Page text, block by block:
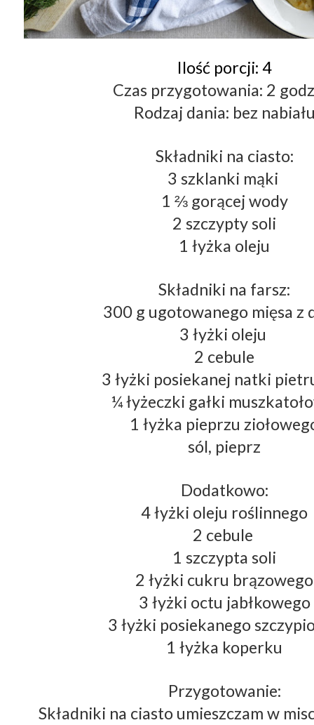
Ilość porcji: 4
Czas przygotowania: 2
Rodzaj dania: bez
Składniki na ciasto:
3 szklanki mąki
1 ⅔ gorącej wody
2 szczypty soli
1 łyżka oleju
Składniki na farsz:
300 g ugotowanego mięsa z
3 łyżki oleju
2 cebule
3 łyżki posiekanej natki
¼ łyżeczki gałki
1 łyżka pieprzu
sól, pieprz
Dodatkowo:
4 łyżki oleju roślinnego
2 cebule
1 szczypta soli
2 łyżki cukru brązowego
3 łyżki octu jabłkowego
3 łyżki posiekanego
1 łyżka koperku
Przygotowanie:
Składniki na ciasto umieszczam w